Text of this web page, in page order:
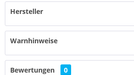
Hersteller
Warnhinweise
Bewertungen
0